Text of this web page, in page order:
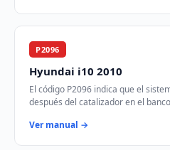
P2096
Hyundai i10 2010
El código P2096 indica que el
después del catalizador en el
Ver manual →